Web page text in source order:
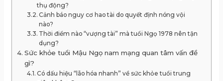
thụ động?
Cảnh báo nguy cơ hao tài do quyết định nóng vội
nào?
Thời điểm nào “vượng tài” mà tuổi Ngọ 1978 nên tận
dụng?
Sức khỏe tuổi Mậu Ngọ nam mạng quan tâm vấn đề
gì?
Có dấu hiệu “lão hóa nhanh” về sức khỏe tuổi trung